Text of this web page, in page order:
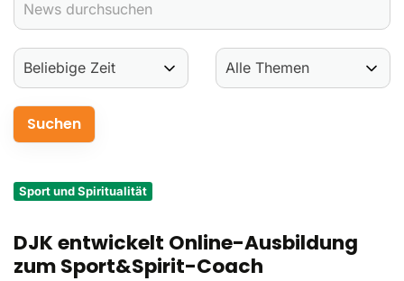
Sport und Spiritualität
DJK entwickelt Online-Ausbildung
zum Sport&Spirit-Coach
Verantwortung
Aus- und Fortbildungen
Kontakt